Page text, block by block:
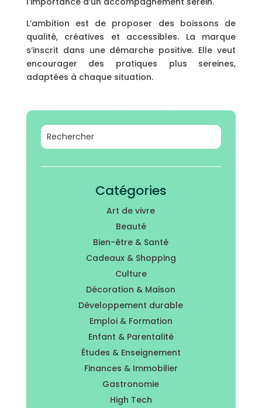
L’ambition est de proposer des boissons de
qualité, créatives et accessibles. La marque
s’inscrit dans une démarche positive. Elle veut
encourager des pratiques plus sereines,
adaptées à chaque situation.
Catégories
Art de vivre
Beauté
Bien-être & Santé
Cadeaux & Shopping
Culture
Décoration & Maison
Développement durable
Emploi & Formation
Enfant & Parentalité
Études & Enseignement
Finances & Immobilier
Gastronomie
High Tech